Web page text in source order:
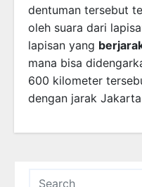
dentuman tersebut
oleh suara dari
lapisan yang
mana bisa
600 kilometer
dengan jarak